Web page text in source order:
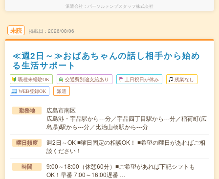
派遣会社 パーソルテンプスタッフ株式会社
未読 掲載日 2026/08/06
≪週2日～≫おばあちゃんの話し相手から始め
る生活サポート
職種未経験OK 交通費別途支給あり 土日祝日が休み 残業なし
WEB登録OK 派遣
勤務地
広島市南区
広島港・宇品駅から---分／宇品四丁目駅から---分／稲荷町(広
島県)駅から---分／比治山橋駅から---分
曜日頻度
週2日～OK ■曜日固定の相談OK！ ■希望の曜日があればご相
談ください！
時間
9:00～18:00（休憩60分）■ご希望があれば下記シフトも
OK！早番 7:00～16:00遅番 …